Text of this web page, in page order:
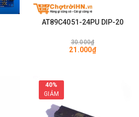
AT89C4051-24PU DIP-20
30.000₫
21.000₫
40%
GIẢM